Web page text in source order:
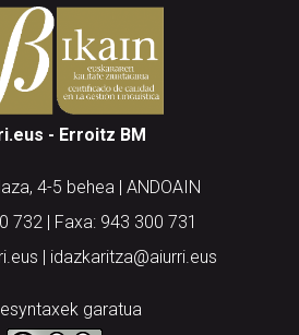
- Erroitz BM
4-5 behea | ANDOAIN
732 | Faxa: 943 300 731
| idazkaritza@aiurri.eus
garatua